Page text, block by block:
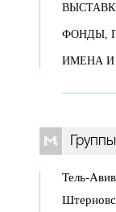
ФОНДЫ,
ИМЕНА
Группы
Тель-